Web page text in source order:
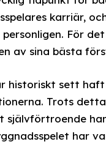
karriär,
personligen. För
av sina bästa
historiskt sett
Trots
självförtroende
har